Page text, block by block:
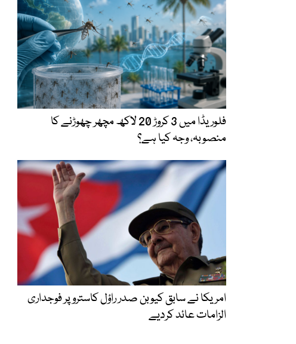
فلوریڈا میں 3 کروڑ 20 لاکھ مچھر چھوڑنے کا
منصوبہ، وجہ کیا ہے؟
امریکا نے سابق کیوبن صدر راؤل کاسترو پر فوجداری
الزامات عائد کردیے